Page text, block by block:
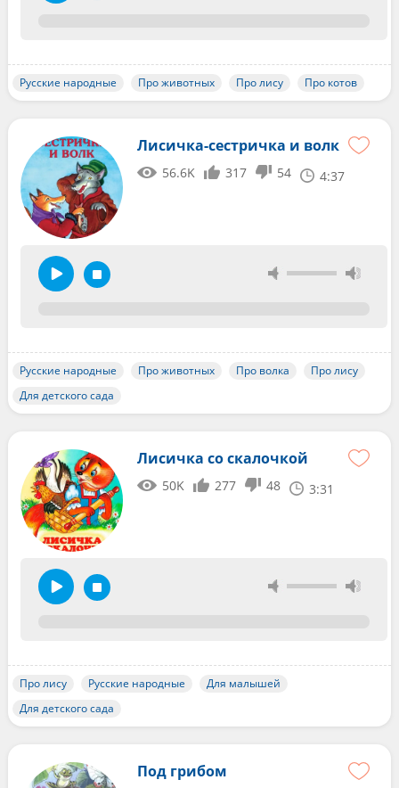
Русские народные Про животных Про лису Про котов
Лисичка-сестричка и волк
56.6K 317 54 4:37
Русские народные Про животных Про волка
Про лису
Для детского сада
Лисичка со скалочкой
50K 277 48 3:31
Про лису Русские народные
Для малышей
Для детского сада
Под грибом